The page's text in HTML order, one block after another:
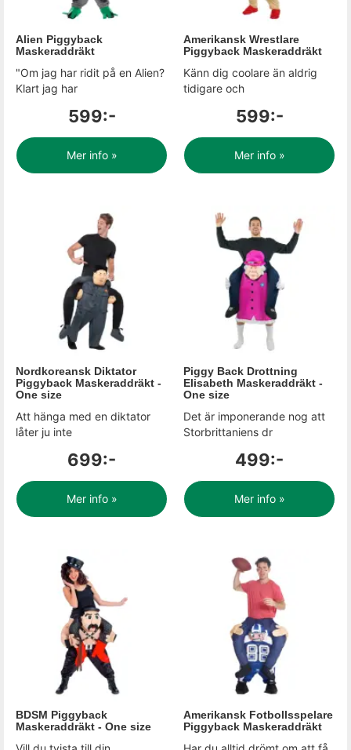
Alien Piggyback
Maskeraddräkt
"Om jag har ridit på en Alien?
Klart jag har
599:-
Mer info »
Amerikansk Wrestlare
Piggyback Maskeraddräkt
Känn dig coolare än aldrig
tidigare och
599:-
Mer info »
Nordkoreansk Diktator
Piggyback Maskeraddräkt -
One size
Att hänga med en diktator
låter ju inte
699:-
Mer info »
Piggy Back Drottning
Elisabeth Maskeraddräkt -
One size
Det är imponerande nog att
Storbrittaniens dr
499:-
Mer info »
BDSM Piggyback
Maskeraddräkt - One size
Amerikansk Fotbollsspelare
Piggyback Maskeraddräkt